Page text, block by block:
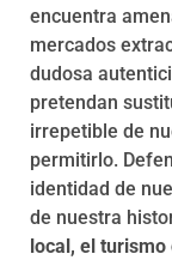
encuentra
mercados
dudosa
pretendan
irrepetible de
permitirlo.
identidad de
de nuestra
local, el